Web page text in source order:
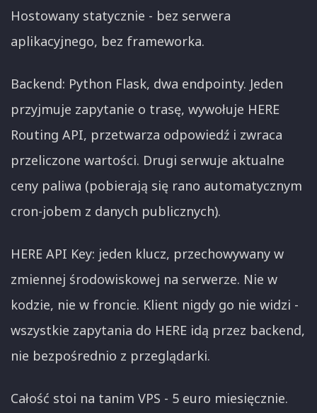
Hostowany statycznie - bez serwera
aplikacyjnego, bez frameworka.
Backend: Python Flask, dwa endpointy. Jeden
przyjmuje zapytanie o trasę, wywołuje HERE
Routing API, przetwarza odpowiedź i zwraca
przeliczone wartości. Drugi serwuje aktualne
ceny paliwa (pobierają się rano automatycznym
cron-jobem z danych publicznych).
HERE API Key: jeden klucz, przechowywany w
zmiennej środowiskowej na serwerze. Nie w
kodzie, nie w froncie. Klient nigdy go nie widzi -
wszystkie zapytania do HERE idą przez backend,
nie bezpośrednio z przeglądarki.
Całość stoi na tanim VPS - 5 euro miesięcznie.